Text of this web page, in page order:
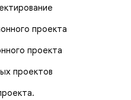
проекта
проекта
проектов